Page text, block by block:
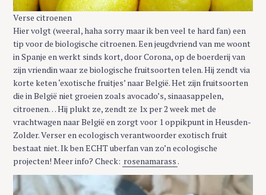
Verse citroenen
Hier volgt (weeral, haha sorry maar ik ben veel te hard fan) een
tip voor de biologische citroenen. Een jeugdvriend van me woont
in Spanje en werkt sinds kort, door Corona, op de boerderij van
zijn vriendin waar ze biologische fruitsoorten telen. Hij zendt via
korte keten ‘exotische fruitjes’ naar België. Het zijn fruitsoorten
die in België niet groeien zoals avocado’s, sinaasappelen,
citroenen… Hij plukt ze, zendt ze 1x per 2 week met de
vrachtwagen naar België en zorgt voor 1 oppikpunt in Heusden-
Zolder. Verser en ecologisch verantwoorder exotisch fruit
bestaat niet. Ik ben ECHT uberfan van zo’n ecologische
projecten! Meer info? Check: rosenamarass.